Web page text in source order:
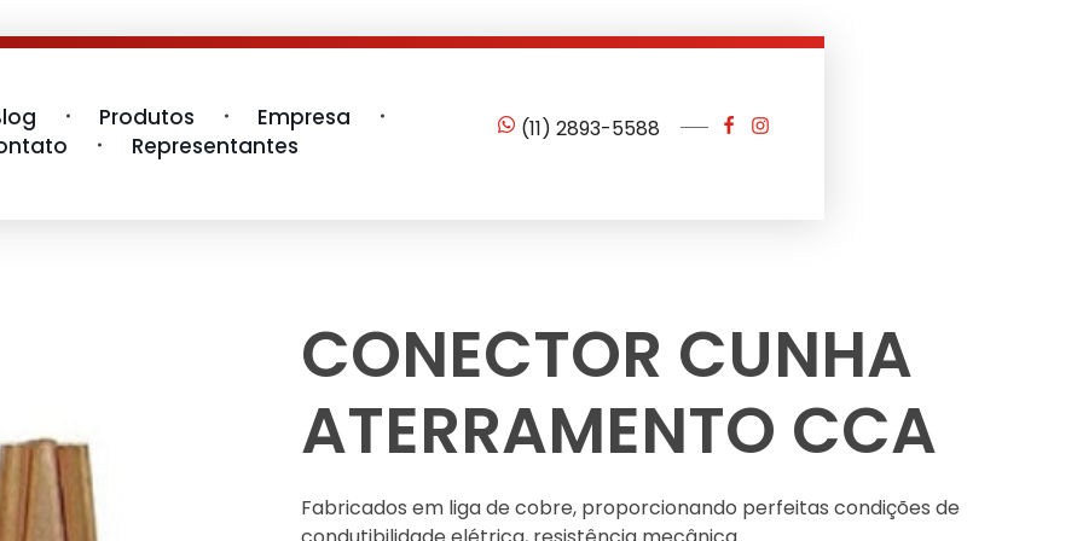
Produtos
Empresa
Representantes
(11) 2893-5588
CONECTOR CUNHA
ATERRAMENTO CCA
Fabricados em liga de cobre, proporcionando perfeitas condições de